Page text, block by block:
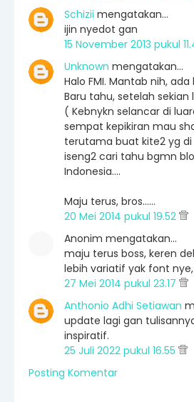
Schizii mengatakan…
ijin nyedot gan
15 November 2013 pukul
Unknown mengatakan…
Halo FMI. Mantab nih,
Baru tahu, setelah sekian
( Kebnykn selancar di
sempat kepikiran mau
terutama buat kite2 yg di
iseng2 cari tahu bgmn
Indonesia....
Maju terus, bros......
20 Mei 2014 pukul 19.52
Anonim mengatakan…
maju terus boss, keren
lebih variatif yak font
27 Mei 2014 pukul 23.17
Anthonio Adhi Setiawan
update lagi gan
inspiratif.
25 Juli 2022 pukul 16.55
Posting Komentar